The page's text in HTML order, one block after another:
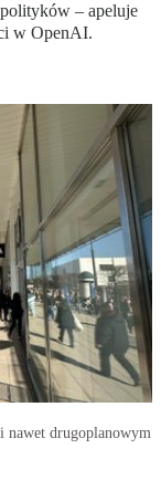
– apeluje
w OpenAI.
nawet drugoplanowym